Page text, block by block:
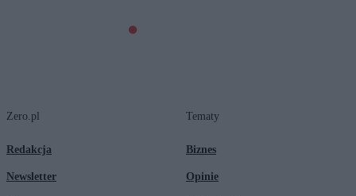
Zero.pl
Redakcja
Newsletter
Tematy
Biznes
Opinie